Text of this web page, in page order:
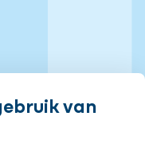
van